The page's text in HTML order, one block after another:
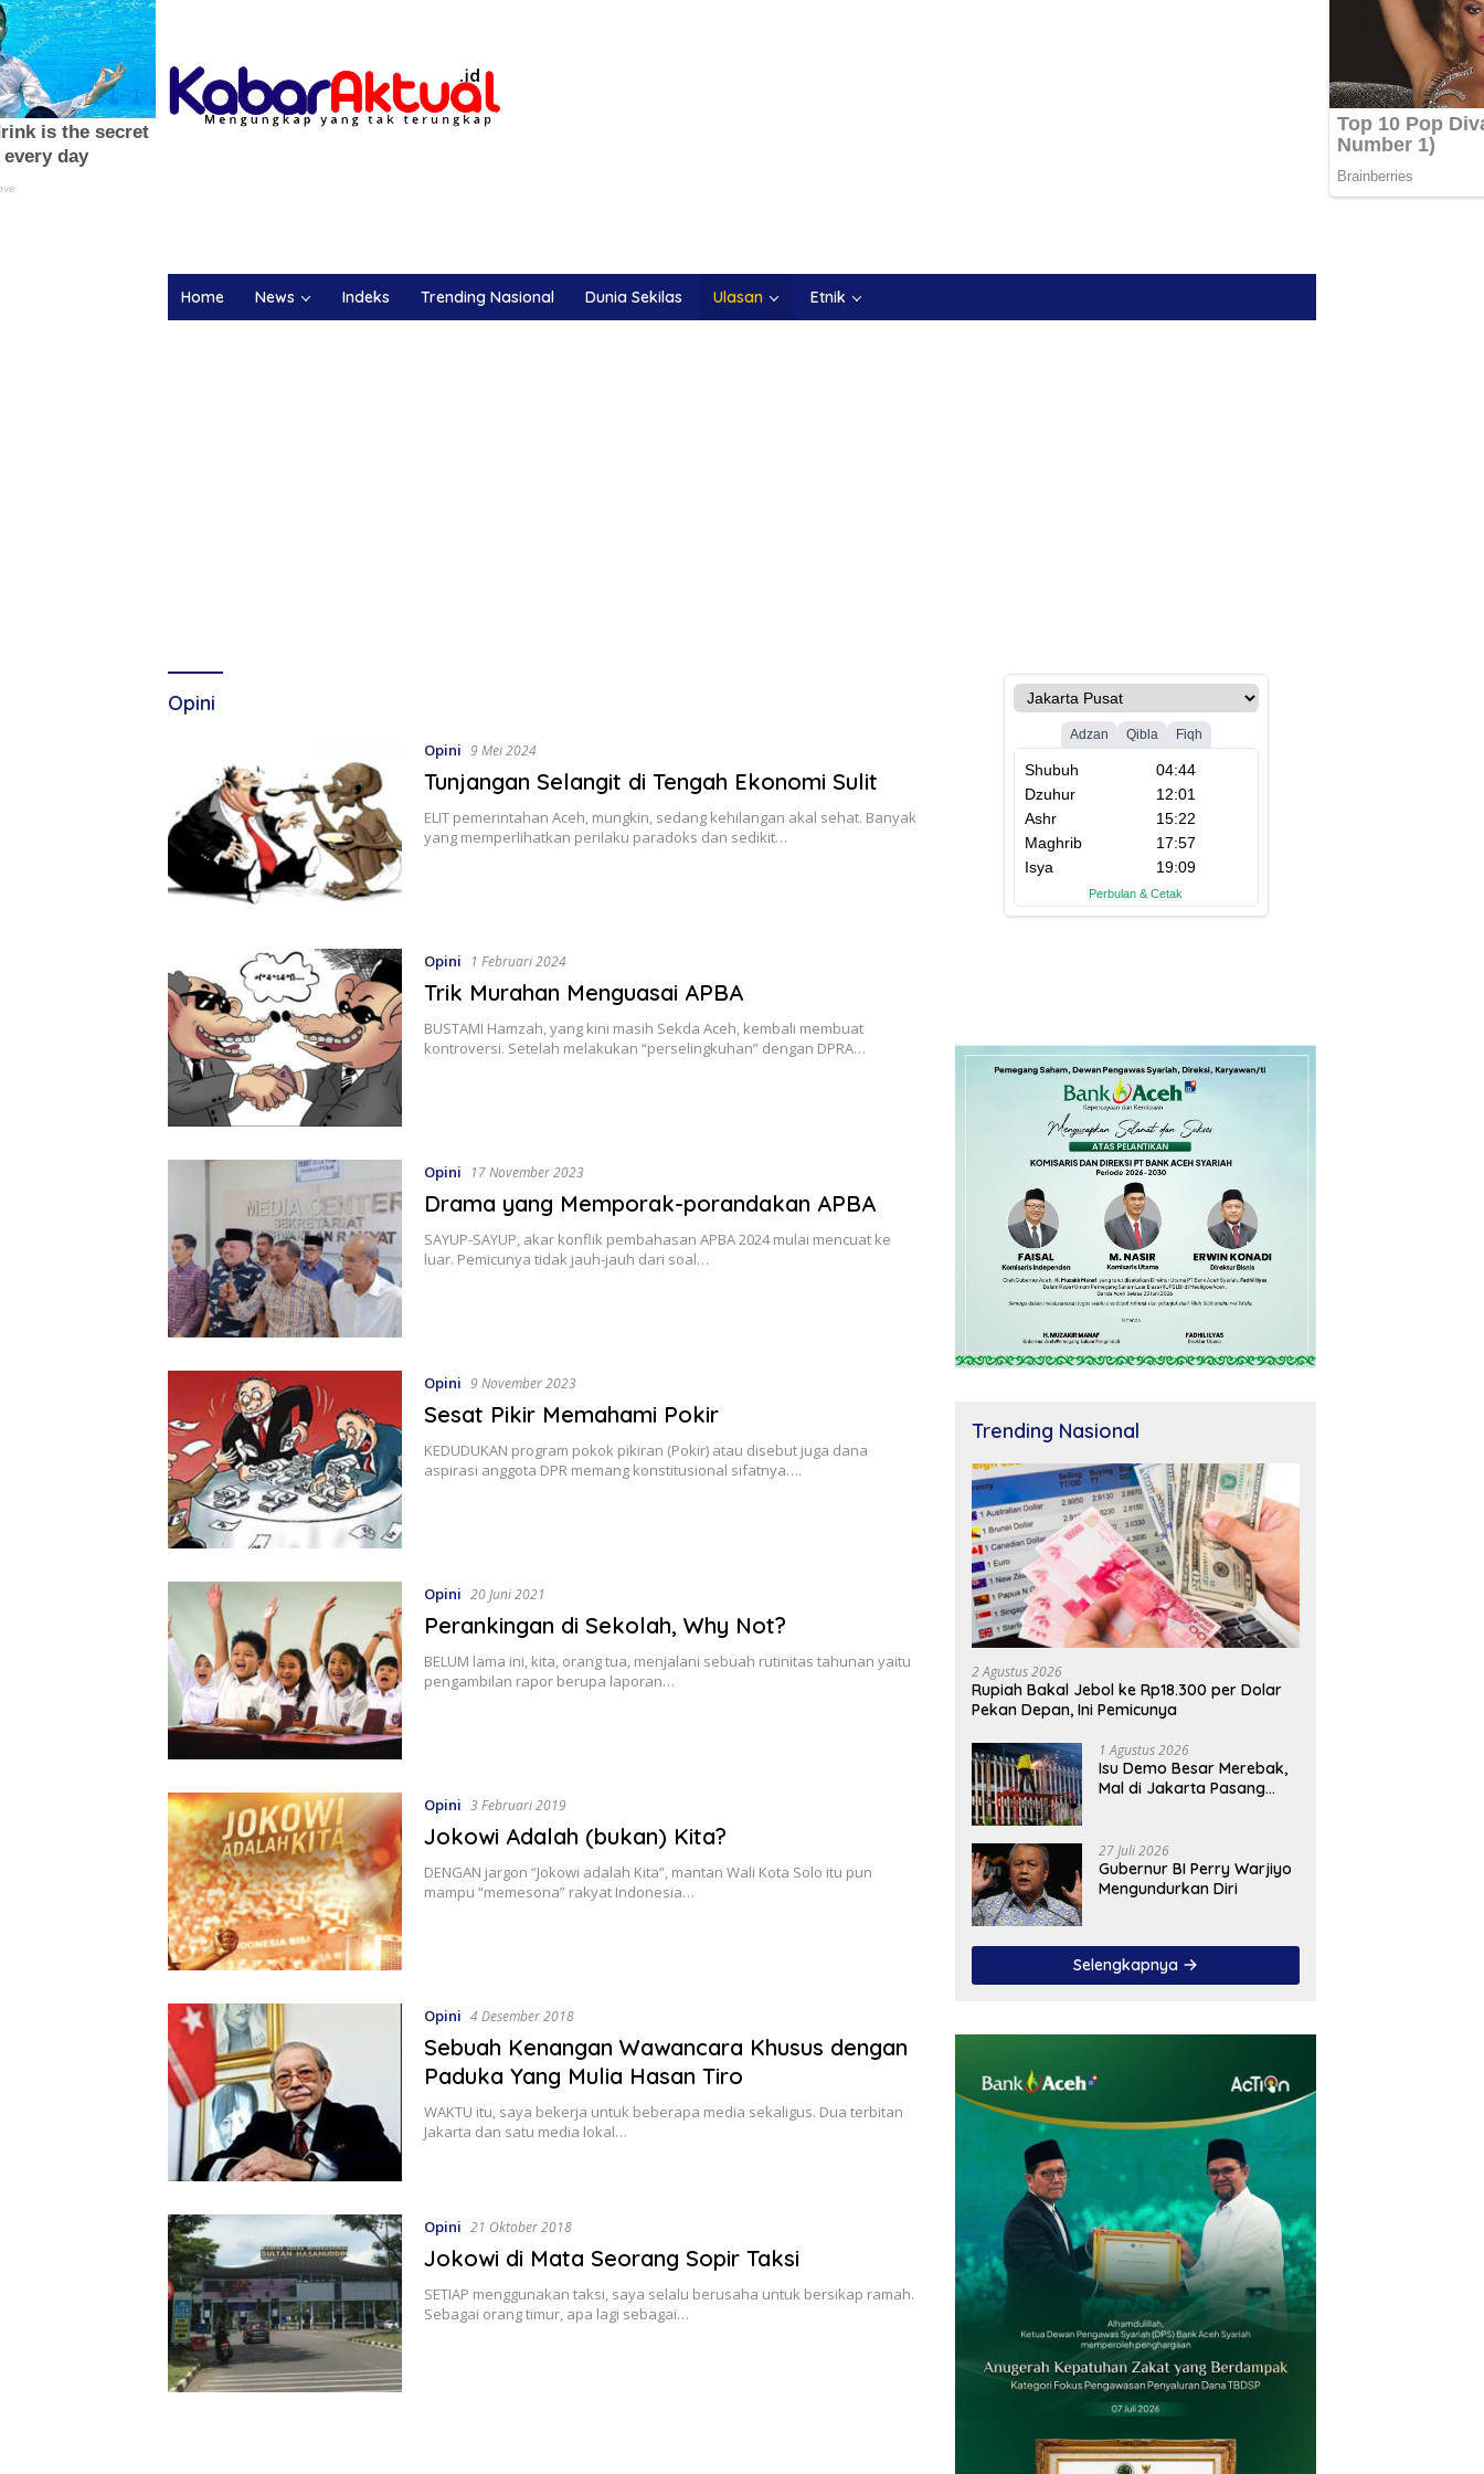
Home News Indeks Trending Nasional Dunia Sekilas Ulasan Etnik
Opini
Opini 9 Mei 2024
Tunjangan Selangit di Tengah Ekonomi Sulit
ELIT pemerintahan Aceh, mungkin, sedang kehilangan akal sehat. Banyak
yang memperlihatkan perilaku paradoks dan sedikit…
Opini 1 Februari 2024
Trik Murahan Menguasai APBA
BUSTAMI Hamzah, yang kini masih Sekda Aceh, kembali membuat
kontroversi. Setelah melakukan “perselingkuhan” dengan DPRA…
Opini 17 November 2023
Drama yang Memporak-porandakan APBA
SAYUP-SAYUP, akar konflik pembahasan APBA 2024 mulai mencuat ke
luar. Pemicunya tidak jauh-jauh dari soal…
Opini 9 November 2023
Sesat Pikir Memahami Pokir
KEDUDUKAN program pokok pikiran (Pokir) atau disebut juga dana
aspirasi anggota DPR memang konstitusional sifatnya….
Opini 20 Juni 2021
Perankingan di Sekolah, Why Not?
BELUM lama ini, kita, orang tua, menjalani sebuah rutinitas tahunan yaitu
pengambilan rapor berupa laporan…
Opini 3 Februari 2019
Jokowi Adalah (bukan) Kita?
DENGAN jargon “Jokowi adalah Kita”, mantan Wali Kota Solo itu pun
mampu “memesona” rakyat Indonesia…
Opini 4 Desember 2018
Sebuah Kenangan Wawancara Khusus dengan
Paduka Yang Mulia Hasan Tiro
WAKTU itu, saya bekerja untuk beberapa media sekaligus. Dua terbitan
Jakarta dan satu media lokal…
Opini 21 Oktober 2018
Jokowi di Mata Seorang Sopir Taksi
SETIAP menggunakan taksi, saya selalu berusaha untuk bersikap ramah.
Sebagai orang timur, apa lagi sebagai…
Trending Nasional
2 Agustus 2026
Rupiah Bakal Jebol ke Rp18.300 per Dolar
Pekan Depan, Ini Pemicunya
1 Agustus 2026
Isu Demo Besar Merebak,
Mal di Jakarta Pasang
27 Juli 2026
Gubernur BI Perry Warjiyo
Mengundurkan Diri
Selengkapnya